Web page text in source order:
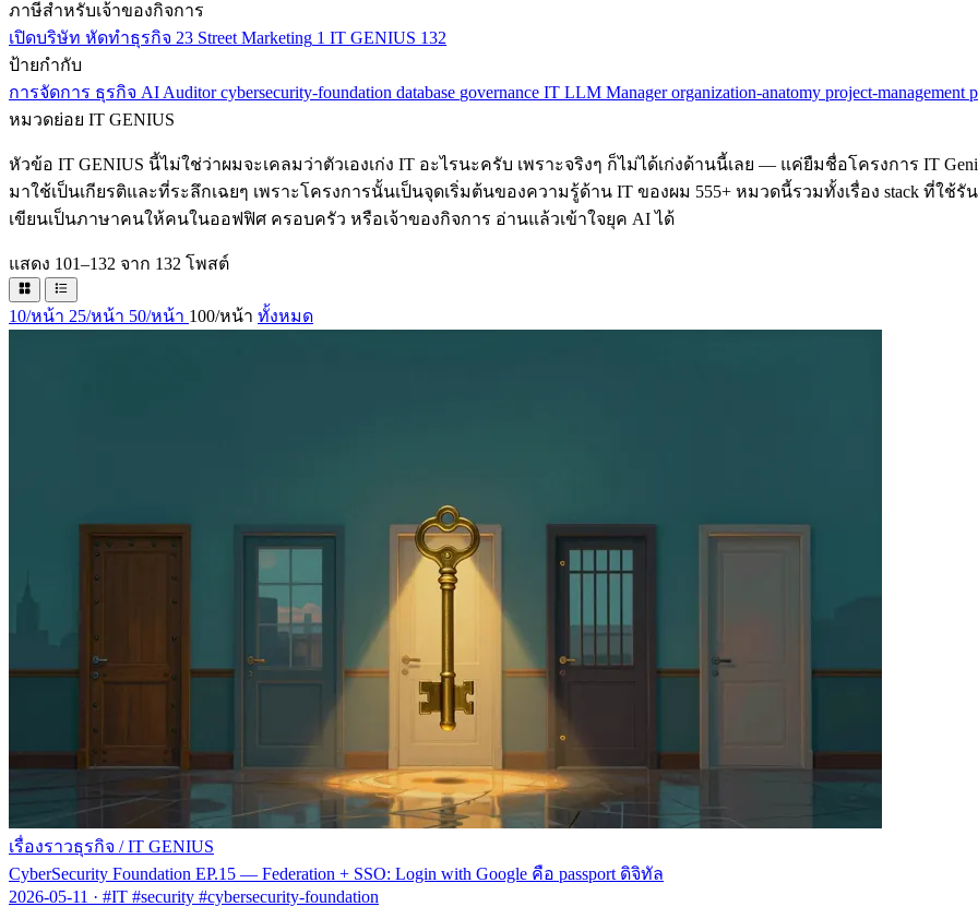
ภาษีสำหรับเจ้าของกิจการ
เปิดบริษัท หัดทำธุรกิจ 23 Street Marketing 1 IT GENIUS 132
ป้ายกำกับ
การจัดการ ธุรกิจ AI Auditorcybersecurity-foundation database governance IT LLM Managerorganization-anatomy project-management
หมวดย่อย IT GENIUS
หัวข้อ IT GENIUS นี้ไม่ใช่ว่าผมจะเคลมว่าตัวเองเก่ง IT อะไรนะครับ เพราะจริงๆ ก็ไม่ได้เก่งด้านนี้เลย — แค่ยืมชื่อโครงการ IT
มาใช้เป็นเกียรติและที่ระลึกเฉยๆ เพราะโครงการนั้นเป็นจุดเริ่มต้นของความรู้ด้าน IT ของผม 555+ หมวดนี้รวมทั้งเรื่อง stack ที่ใช้รัน
เขียนเป็นภาษาคนให้คนในออฟฟิศ ครอบครัว หรือเจ้าของกิจการ อ่านแล้วเข้าใจยุค AI ได้
แสดง 101–132 จาก 132 โพสต์
10/หน้า 25/หน้า 50/หน้า 100/หน้า ทั้งหมด
เรื่องราวธุรกิจ / IT GENIUS
CyberSecurity Foundation EP.15 — Federation + SSO: Login with Google คือ passport ดิจิทัล
2026-05-11 · #IT #security #cybersecurity-foundation